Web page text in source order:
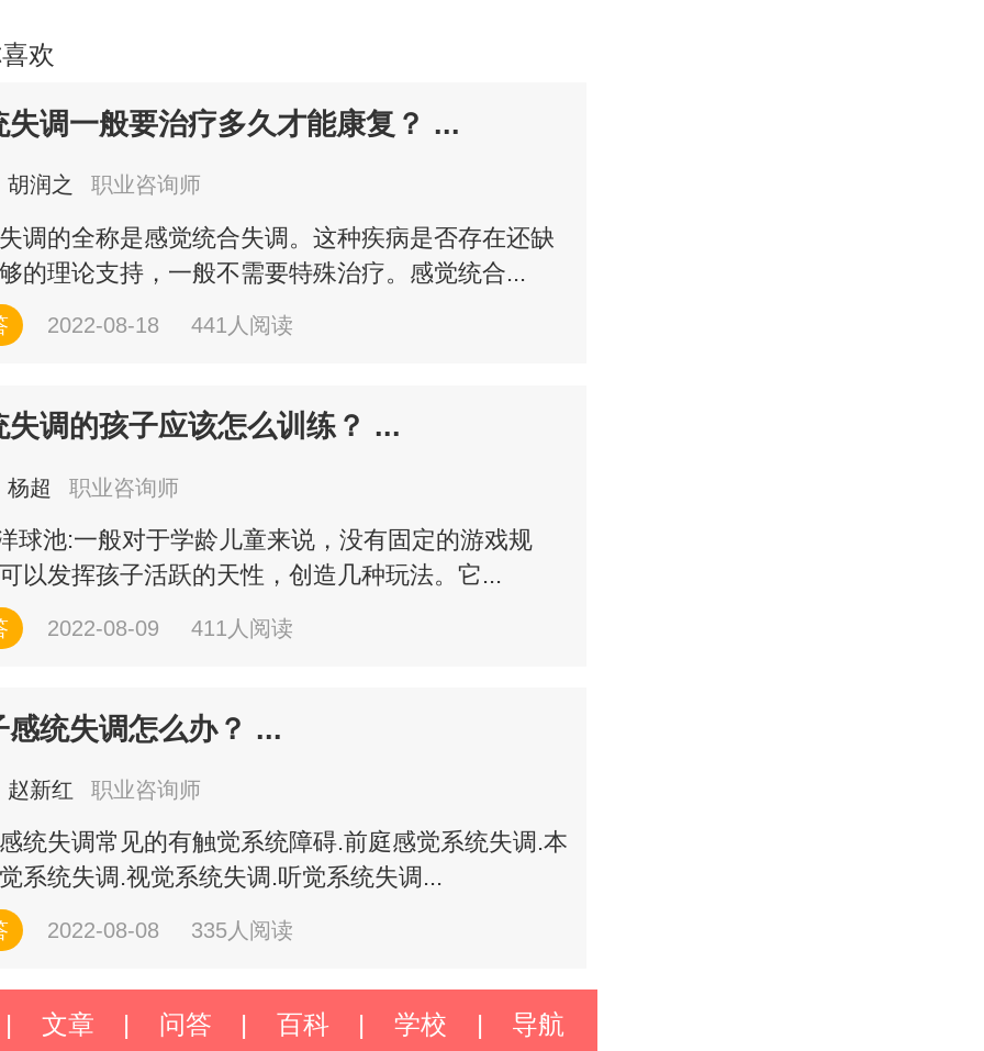
欢
失调一般要治疗多久才能康复？ ...
胡润之 职业咨询师
调的全称是感觉统合失调。这种疾病是否存在还缺
的理论支持，一般不需要特殊治疗。感觉统合...
2022-08-18 441人阅读
失调的孩子应该怎么训练？ ...
杨超 职业咨询师
球池:一般对于学龄儿童来说，没有固定的游戏规
以发挥孩子活跃的天性，创造几种玩法。它...
2022-08-09 411人阅读
感统失调怎么办？ ...
赵新红 职业咨询师
统失调常见的有触觉系统障碍.前庭感觉系统失调.本
系统失调.视觉系统失调.听觉系统失调...
2022-08-08 335人阅读
| 文章 | 问答 | 百科 | 学校 | 导航